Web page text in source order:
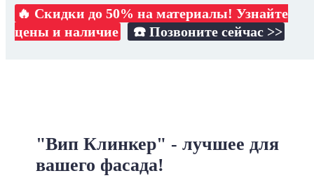
🔥 Скидки до 50% на материалы! Узнайте
цены и наличие
☎️ Позвоните сейчас >>
"Вип Клинкер" - лучшее для
вашего фасада!